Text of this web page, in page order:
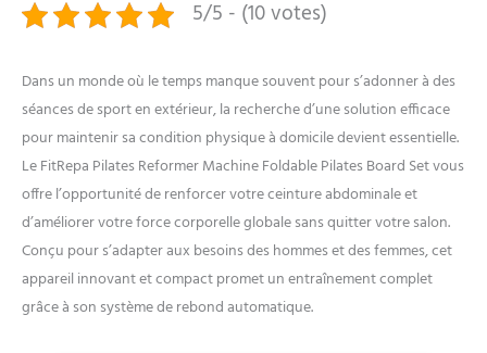
5/5 - (10 votes)
Dans un monde où le temps manque souvent pour s’adonner à des
séances de sport en extérieur, la recherche d’une solution efficace
pour maintenir sa condition physique à domicile devient essentielle.
Le FitRepa Pilates Reformer Machine Foldable Pilates Board Set vous
offre l’opportunité de renforcer votre ceinture abdominale et
d’améliorer votre force corporelle globale sans quitter votre salon.
Conçu pour s’adapter aux besoins des hommes et des femmes, cet
appareil innovant et compact promet un entraînement complet
grâce à son système de rebond automatique.